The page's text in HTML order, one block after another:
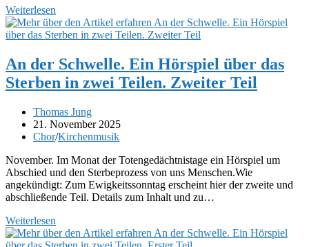
Weiterlesen
letzte
Mittwochsmusik
diesem
Jahr
–
3.
Dezember
An der Schwelle. Ein Hörspiel über das
Sterben in zwei Teilen. Zweiter Teil
Beitrags-
Autor:
Thomas Jung
Beitrag
veröffentlicht:
21. November 2025
Beitrags-
Chor/Kirchenmusik
November. Im Monat der Totengedächtnistage ein Hörspiel um
Abschied und den Sterbeprozess von uns Menschen.Wie
angekündigt: Zum Ewigkeitssonntag erscheint hier der zweite und
abschließende Teil. Details zum Inhalt und zu…
Weiterlesen
der